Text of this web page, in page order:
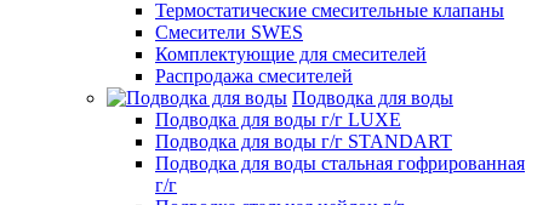
Термостатические смесительные клапаны
Смесители SWES
Комплектующие для смесителей
Распродажа смесителей
Подводка для воды
Подводка для воды г/г LUXE
Подводка для воды г/г STANDART
Подводка для воды стальная гофрированная
г/г